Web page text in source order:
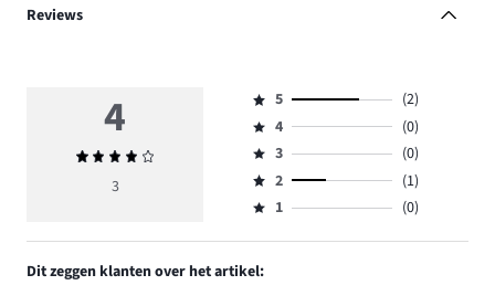
Reviews
4
Gemiddelde
beoordeling
3
Beoordeling
5,
aantal
reviews
2.
5
(2)
Beoordeling
4,
aantal
reviews
4
(0)
Beoordeling
3,
aantal
3
(0)
Beoordeling
2,
1.
2
(1)
Beoordeling
1,
aantal
reviews
1 (0)
Dit zeggen klanten over het artikel: